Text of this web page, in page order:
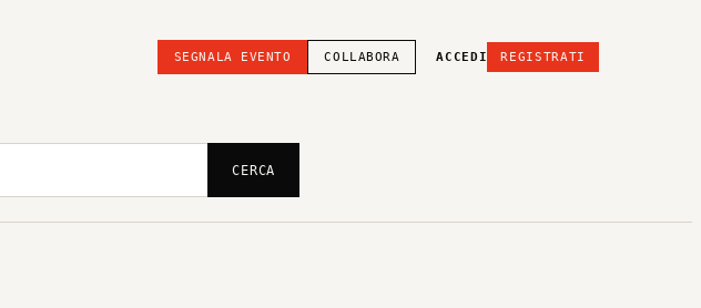
SEGNALA EVENTO COLLABORA ACCEDI REGISTRATI
CERCA